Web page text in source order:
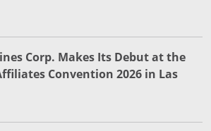
Corp. Makes Its Debut at the
Convention 2026 in Las